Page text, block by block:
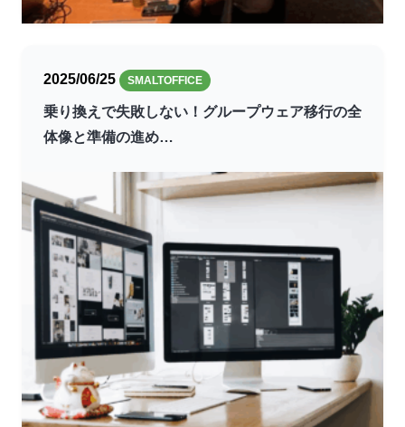
2025/06/25 SMALTOFFICE
乗り換えで失敗しない！グループウェア移行の全
体像と準備の進め…